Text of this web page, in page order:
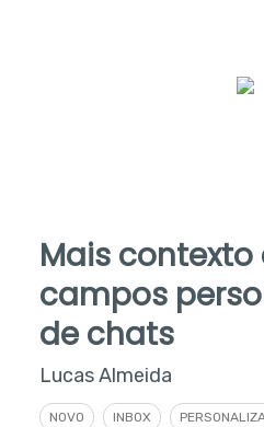
Mais
campos
de chats
Lucas Almeida
NOVO INBOX